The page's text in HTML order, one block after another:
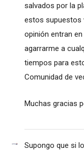
salvados por la
estos supuestos
opinión entran
agarrarme a
tiempos para
Comunidad de
Muchas gracias
Supongo que si